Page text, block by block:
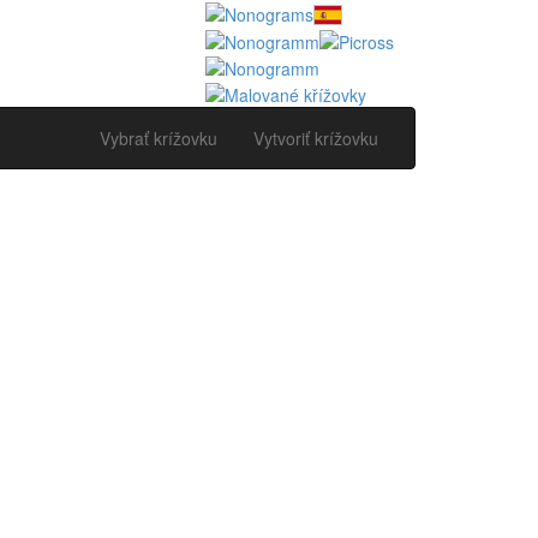
Vybrať krížovku Vytvoriť krížovku